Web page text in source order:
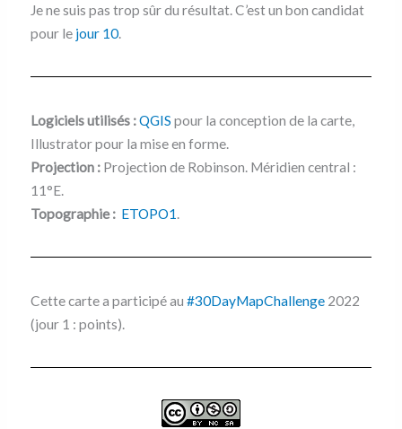
Je ne suis pas trop sûr du résultat. C’est un bon candidat
pour le jour 10.
Logiciels utilisés :QGIS pour la conception de la carte,
Illustrator pour la mise en forme.
Projection :Projection de Robinson. Méridien central :
11°E.
Topographie : ETOPO1
Cette carte a participé au #30DayMapChallenge2022
(jour 1 : points).